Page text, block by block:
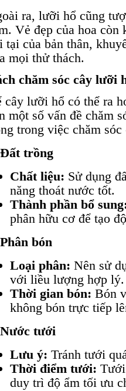
ra, lưỡi hổ cũng
Vẻ đẹp của hoa còn
tại của bản thân,
mọi thử thách.
chăm sóc cây lưỡi
cây lưỡi hổ có thể ra
một số vấn đề chăm
trong việc chăm
trồng
Chất liệu: Sử dụng
năng thoát nước tốt.
Thành phần bổ
phân hữu cơ để tạo
bón
Loại phân: Nên sử
với liều lượng hợp lý.
Thời gian bón: Bón
không bón trực tiếp
tưới
Lưu ý: Tránh tưới
Thời điểm tưới:
duy trì độ ẩm tối ưu